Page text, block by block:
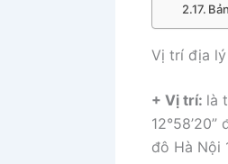
Vị trí địa lý
+ Vị trí: là
12°58’20”
đô Hà Nội